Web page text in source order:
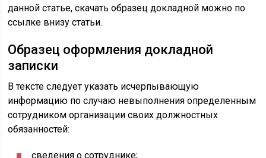
данной статье, скачать образец докладной можно по
ссылке внизу статьи.
Образец оформления докладной
записки
В тексте следует указать исчерпывающую
информацию по случаю невыполнения определенным
сотрудником организации своих должностных
обязанностей:
сведения о сотруднике;